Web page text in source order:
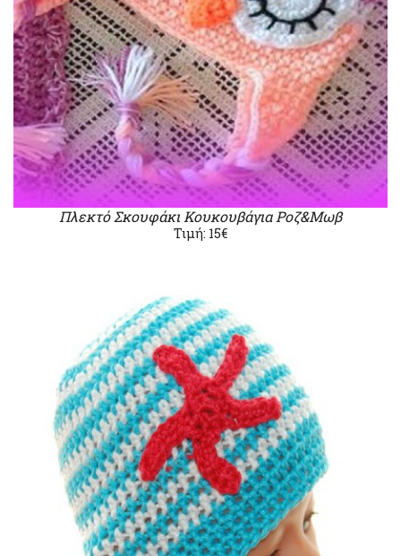
Πλεκτό Σκουφάκι Κουκουβάγια Ροζ&Μωβ
Τιμή: 15€